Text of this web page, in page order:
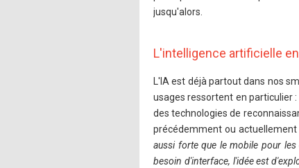
jusqu'alors.
L'intelligence artificielle
L'IA est déjà partout dans nos
usages ressortent en particulier
des technologies de
précédemment ou
aussi forte que le mobile pour les
besoin d'interface, l'idée est